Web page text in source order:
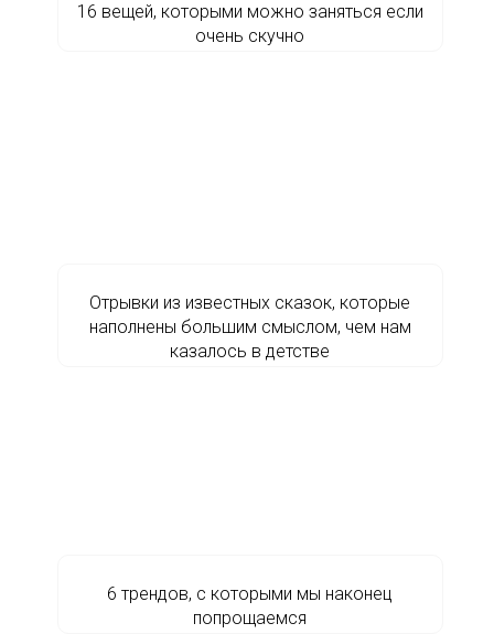
16 вещей, которыми можно заняться если
очень скучно
Отрывки из известных сказок, которые
наполнены большим смыслом, чем нам
казалось в детстве
6 трендов, с которыми мы наконец
попрощаемся